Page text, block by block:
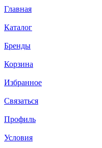
Главная
Каталог
Бренды
Корзина
Избранное
Связаться
Профиль
Условия